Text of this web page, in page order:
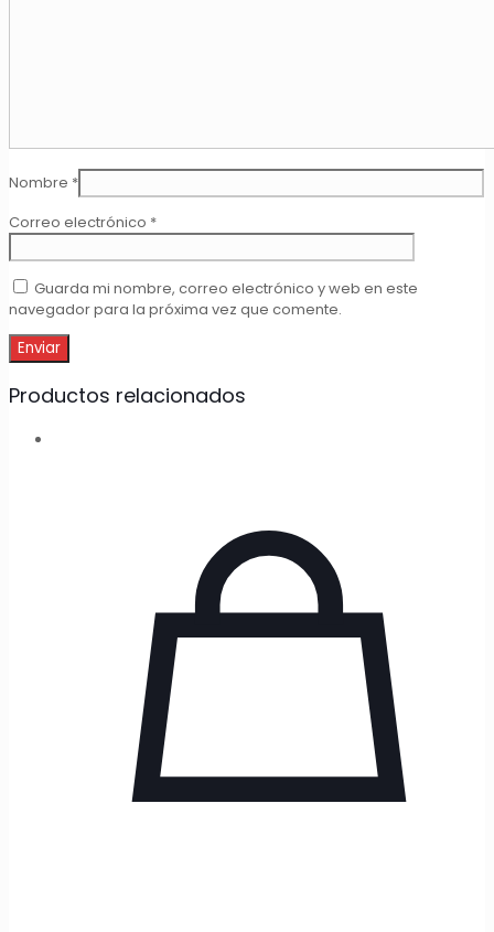
Nombre *
Correo electrónico *
Guarda mi nombre, correo electrónico y web en este
navegador para la próxima vez que comente.
Productos relacionados